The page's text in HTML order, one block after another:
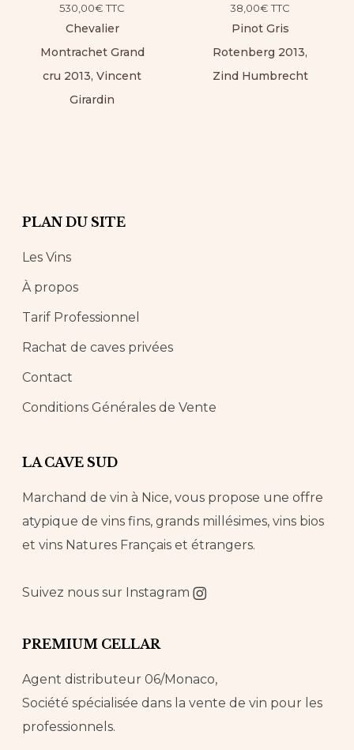
530,00€ TTC
Chevalier
Montrachet Grand
cru 2013, Vincent
Girardin
38,00€ TTC
Pinot Gris
Rotenberg 2013,
Zind Humbrecht
PLAN DU SITE
Les Vins
À propos
Tarif Professionnel
Rachat de caves privées
Contact
Conditions Générales de Vente
LA CAVE SUD
Marchand de vin à Nice, vous propose une offre
atypique de vins fins, grands millésimes, vins bios
et vins Natures Français et étrangers.
Suivez nous sur Instagram
PREMIUM CELLAR
Agent distributeur 06/Monaco,
Société spécialisée dans la vente de vin pour les
professionnels.